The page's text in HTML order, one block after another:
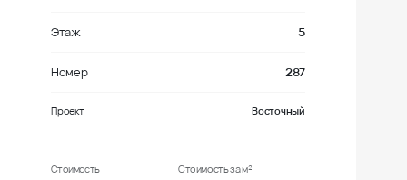
Этаж 5
Номер 287
Проект Восточный
Стоимость Стоимость за м²